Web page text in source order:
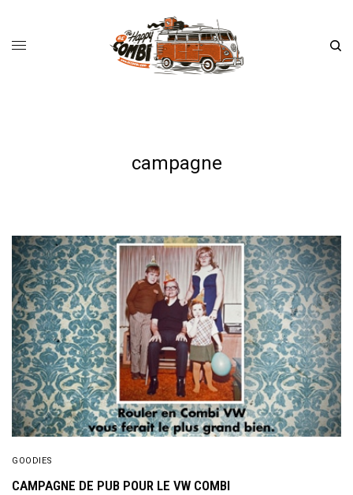
campagne
GOODIES
CAMPAGNE DE PUB POUR LE VW COMBI